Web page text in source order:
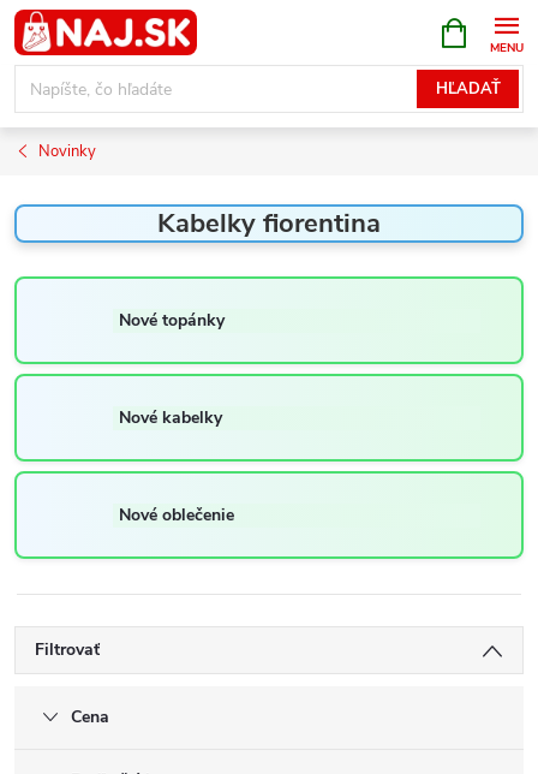
Prejsť
na
obsah
HĽADAŤ
KOŠÍK
Novinky
Kabelky fiorentina
Nové topánky
Nové kabelky
Nové oblečenie
Filtrovať
Cena